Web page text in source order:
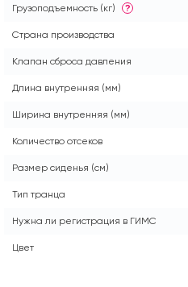
Грузоподъемность (кг) ?
Страна производства
Клапан сброса давления
Длина внутренняя (мм)
Ширина внутренняя (мм)
Количество отсеков
Размер сиденья (см)
Тип транца
Нужна ли регистрация в ГИМС
Цвет